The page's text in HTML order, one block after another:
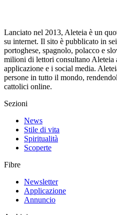
Lanciato nel 2013, Aleteia è un
su internet. Il sito è pubblicato in
portoghese, spagnolo, polacco e
milioni di lettori consultano Aleteia
applicazione e i social media.
persone in tutto il mondo,
cattolici online.
Sezioni
News
Stile di vita
Spiritualità
Scoperte
Fibre
Newsletter
Applicazione
Annuncio